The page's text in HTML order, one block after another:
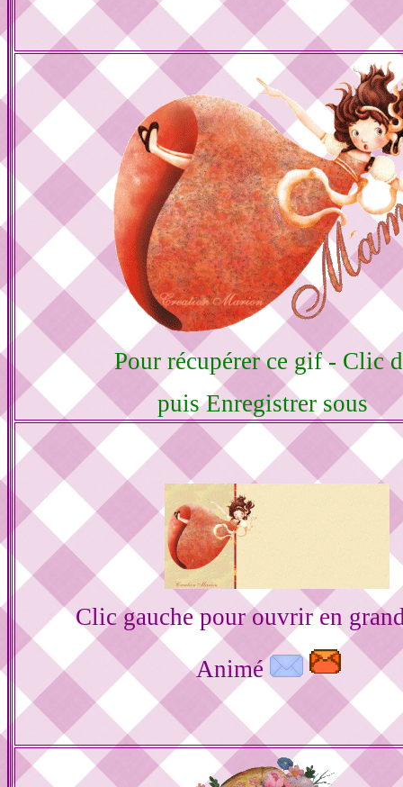
Pour récupérer ce gif - Clic
puis Enregistrer sous
Clic gauche pour ouvrir en
Animé